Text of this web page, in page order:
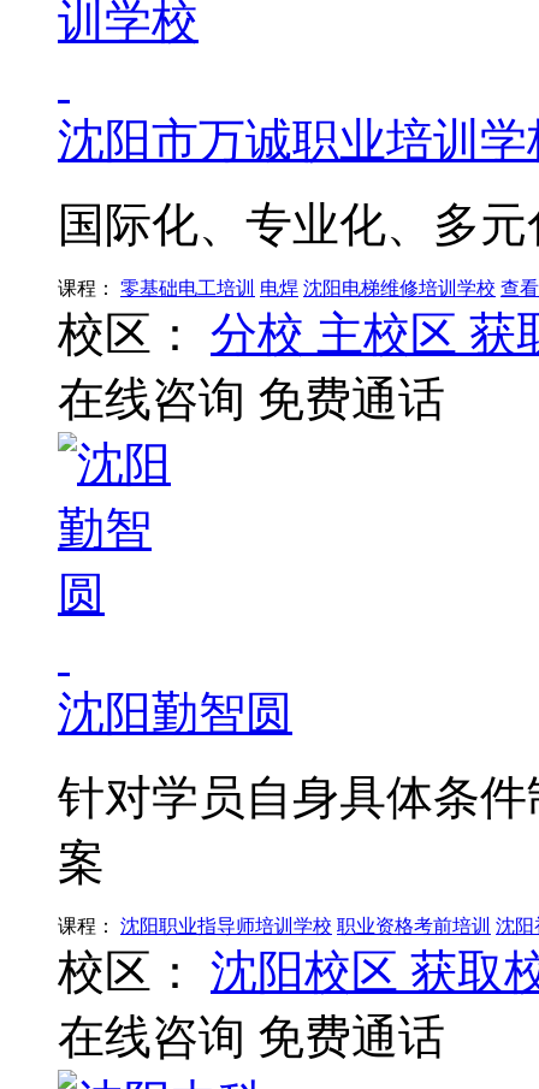
沈阳市万诚职业培训学
国际化、专业化、多元
课程： 零基础电工培训 电焊 沈阳电梯维修培训学校 查
校区： 分校 主校区 获
在线咨询 免费通话
沈阳勤智圆
针对学员自身具体条
案
课程： 沈阳职业指导师培训学校 职业资格考前培训 沈阳
校区： 沈阳校区 获取
在线咨询 免费通话